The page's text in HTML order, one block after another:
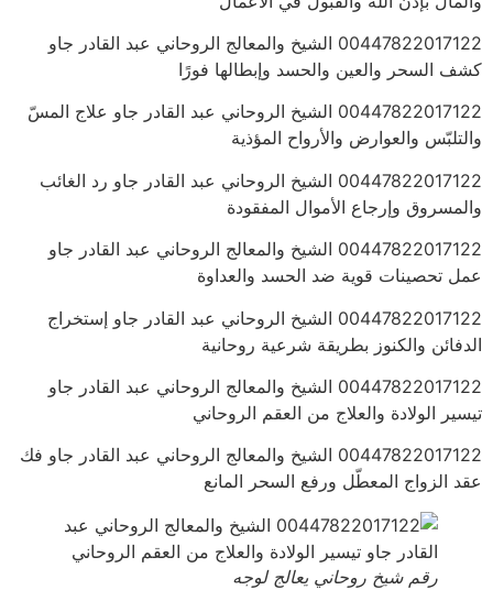
00447822017122 الشيخ والمعالج الروحاني عبد القادر جاو
كشف السحر والعين والحسد وإبطالها فورًا
00447822017122 الشيخ الروحاني عبد القادر جاو علاج المسّ
والتلبّس والعوارض والأرواح المؤذية
00447822017122 الشيخ الروحاني عبد القادر جاو رد الغائب
والمسروق وإرجاع الأموال المفقودة
00447822017122 الشيخ والمعالج الروحاني عبد القادر جاو
عمل تحصينات قوية ضد الحسد والعداوة
00447822017122 الشيخ الروحاني عبد القادر جاو إستخراج
الدفائن والكنوز بطريقة شرعية روحانية
00447822017122 الشيخ والمعالج الروحاني عبد القادر جاو
تيسير الولادة والعلاج من العقم الروحاني
00447822017122 الشيخ والمعالج الروحاني عبد القادر جاو فك
عقد الزواج المعطّل ورفع السحر المانع
رقم شيخ روحاني يعالج لوجه